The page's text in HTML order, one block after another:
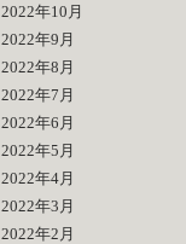
2022年10月
2022年9月
2022年8月
2022年7月
2022年6月
2022年5月
2022年4月
2022年3月
2022年2月